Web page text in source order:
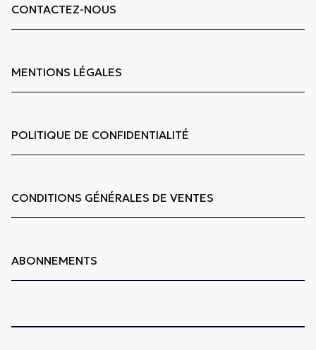
CONTACTEZ-NOUS
MENTIONS LÉGALES
POLITIQUE DE CONFIDENTIALITÉ
CONDITIONS GÉNÉRALES DE VENTES
ABONNEMENTS